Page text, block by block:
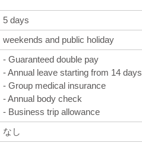
5 days
weekends and public holiday
- Guaranteed double pay
- Annual leave starting from 14 days
- Group medical insurance
- Annual body check
- Business trip allowance
なし